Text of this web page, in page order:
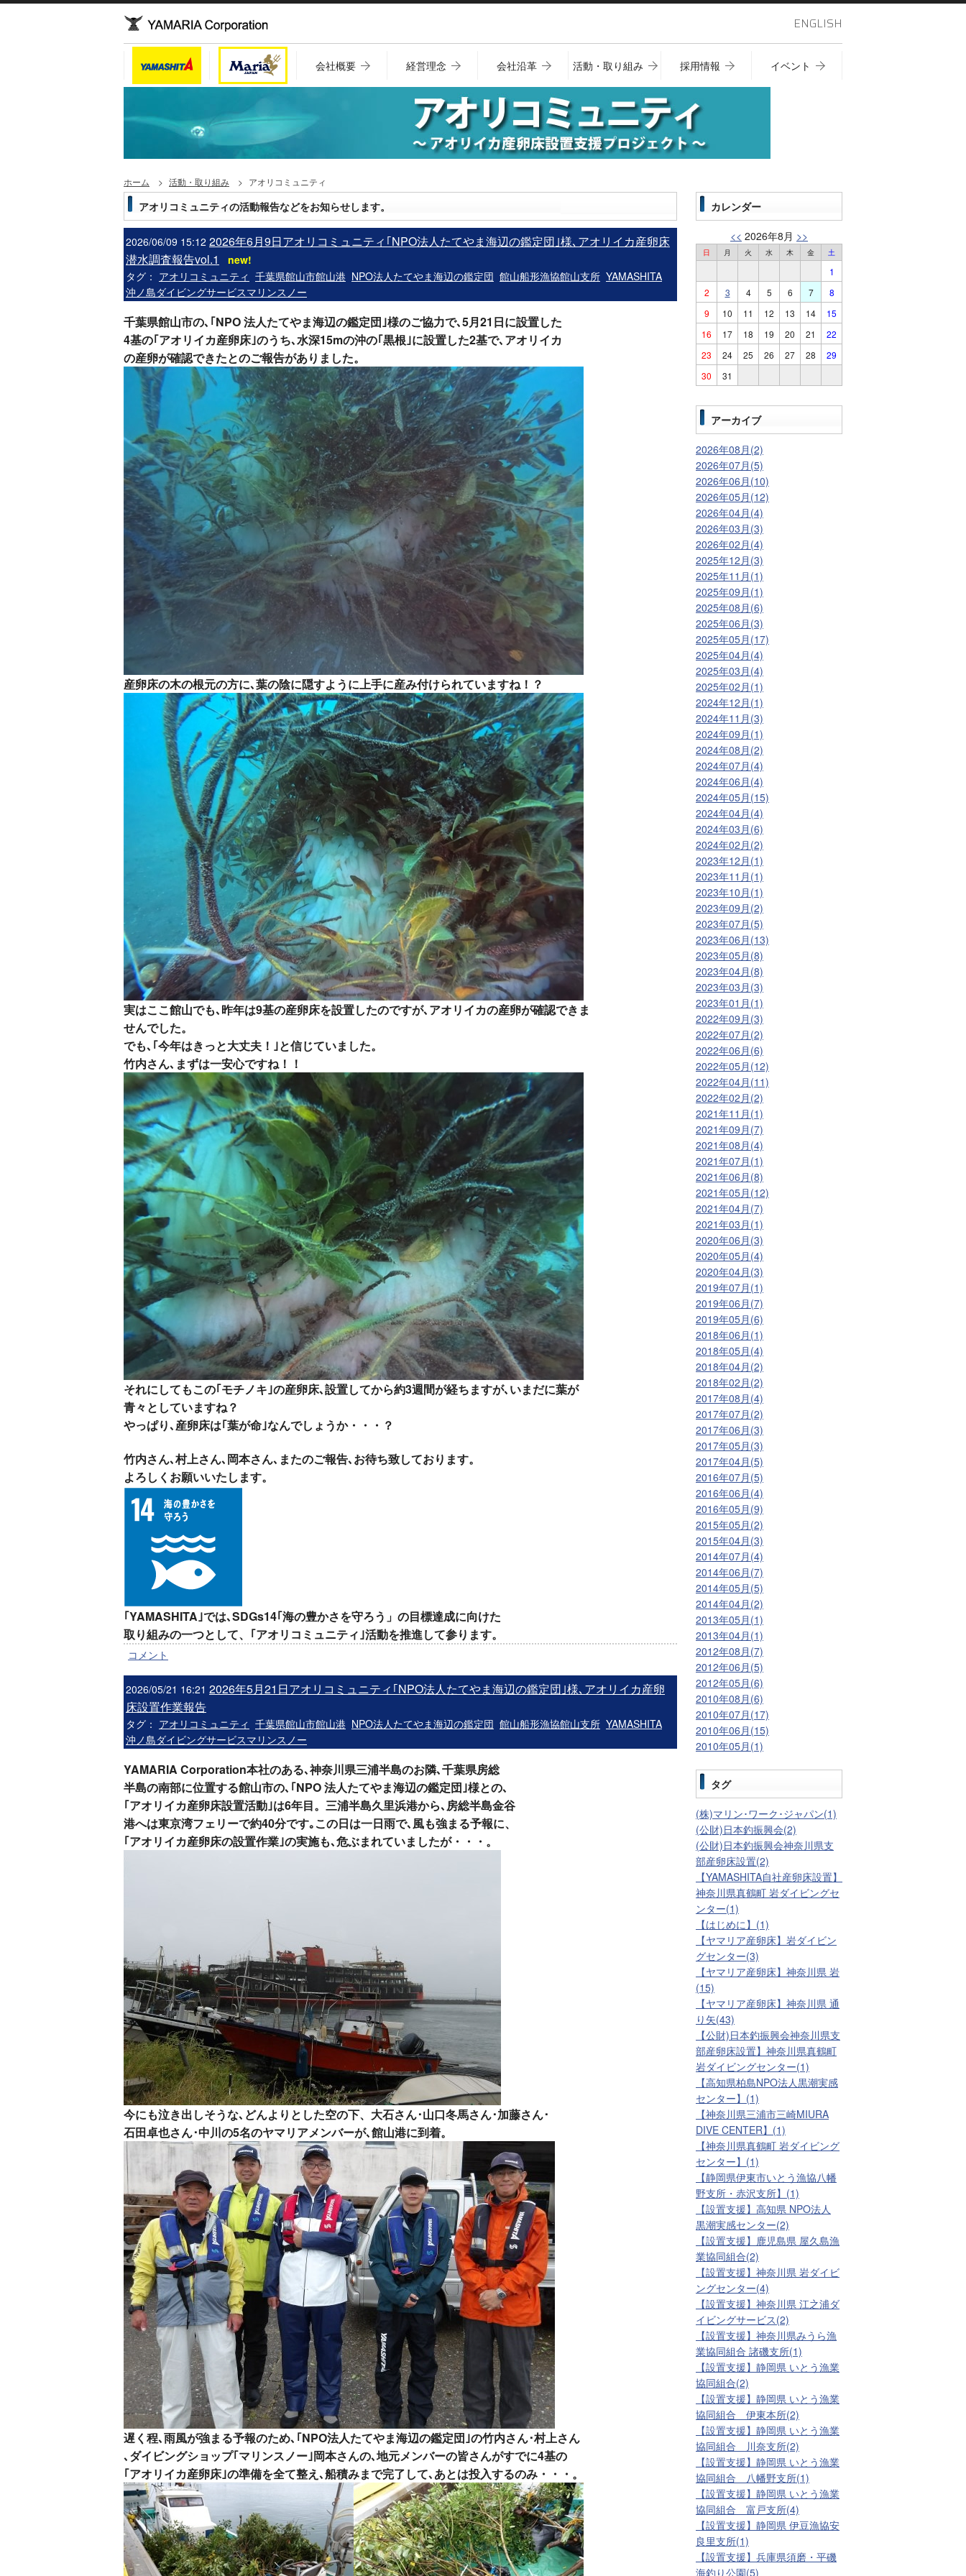
ENGLISH
会社概要 経営理念 会社沿革 活動・取り組み 採用情報 イベント
ホーム 活動・取り組み アオリコミュニティ
アオリコミュニティの活動報告などをお知らせします。
2026/06/09 15:12 2026年6月9日アオリコミュニティ｢NPO法人たてやま海辺の鑑定団｣様､アオリイカ産卵床
潜水調査報告vol.1
new!
タグ： アオリコミュニティ 千葉県館山市館山港 NPO法人たてやま海辺の鑑定団 館山船形漁協館山支所 YAMASHITA
沖ノ島ダイビングサービスマリンスノー
千葉県館山市の､ ｢NPO 法人たてやま海辺の鑑定団｣様のご協力で､5月21日に設置した
4基の｢アオリイカ産卵床｣のうち､水深15mの沖の｢黒根｣に設置した2基で､アオリイカ
の産卵が確認できたとのご報告がありました。
産卵床の木の根元の方に､葉の陰に隠すように上手に産み付けられていますね！？
実はここ館山でも､昨年は9基の産卵床を設置したのですが､アオリイカの産卵が確認できま
せんでした。
でも､｢今年はきっと大丈夫！｣と信じていました。
竹内さん､まずは一安心ですね！！
それにしてもこの｢モチノキ｣の産卵床､設置してから約3週間が経ちますが､いまだに葉が
青々としていますね？
やっぱり､産卵床は｢葉が命｣なんでしょうか・・・？
竹内さん､村上さん､岡本さん､またのご報告､お待ち致しております。
よろしくお願いいたします。
｢YAMASHITA｣では､SDGs14｢海の豊かさを守ろう」の目標達成に向けた
取り組みの一つとして、｢アオリコミュニティ｣活動を推進して参ります。
コメント
2026/05/21 16:21 2026年5月21日アオリコミュニティ｢NPO法人たてやま海辺の鑑定団｣様､アオリイカ産卵
床設置作業報告
タグ： アオリコミュニティ 千葉県館山市館山港 NPO法人たてやま海辺の鑑定団 館山船形漁協館山支所 YAMASHITA
沖ノ島ダイビングサービスマリンスノー
YAMARIA Corporation本社のある､神奈川県三浦半島のお隣､千葉県房総
半島の南部に位置する館山市の､ ｢NPO 法人たてやま海辺の鑑定団｣様との､
｢アオリイカ産卵床設置活動｣は6年目。 三浦半島久里浜港から､房総半島金谷
港へは東京湾フェリーで約40分です｡この日は一日雨で､風も強まる予報に、
｢アオリイカ産卵床の設置作業｣の実施も､危ぶまれていましたが・・・。
今にも泣き出しそうな､どんよりとした空の下、大石さん･山口冬馬さん･加藤さん･
石田卓也さん･中川の5名のヤマリアメンバーが､館山港に到着。
遅く程､雨風が強まる予報のため､｢NPO法人たてやま海辺の鑑定団｣の竹内さん･村上さん
､ダイビングショップ｢マリンスノー｣岡本さんの､地元メンバーの皆さんがすでに4基の
｢アオリイカ産卵床｣の準備を全て整え､船積みまで完了して､あとは投入するのみ・・・。
カレンダー
<< 2026年8月 >>
日 月 火 水 木 金 土
1
2
3 4 5 6 7
8
9
10 11 12 13 14
15
16
17 18 19 20 21
22
23
24 25 26 27 28
29
30
31
アーカイブ
2026年08月(2)
2026年07月(5)
2026年06月(10)
2026年05月(12)
2026年04月(4)
2026年03月(3)
2026年02月(4)
2025年12月(3)
2025年11月(1)
2025年09月(1)
2025年08月(6)
2025年06月(3)
2025年05月(17)
2025年04月(4)
2025年03月(4)
2025年02月(1)
2024年12月(1)
2024年11月(3)
2024年09月(1)
2024年08月(2)
2024年07月(4)
2024年06月(4)
2024年05月(15)
2024年04月(4)
2024年03月(6)
2024年02月(2)
2023年12月(1)
2023年11月(1)
2023年10月(1)
2023年09月(2)
2023年07月(5)
2023年06月(13)
2023年05月(8)
2023年04月(8)
2023年03月(3)
2023年01月(1)
2022年09月(3)
2022年07月(2)
2022年06月(6)
2022年05月(12)
2022年04月(11)
2022年02月(2)
2021年11月(1)
2021年09月(7)
2021年08月(4)
2021年07月(1)
2021年06月(8)
2021年05月(12)
2021年04月(7)
2021年03月(1)
2020年06月(3)
2020年05月(4)
2020年04月(3)
2019年07月(1)
2019年06月(7)
2019年05月(6)
2018年06月(1)
2018年05月(4)
2018年04月(2)
2018年02月(2)
2017年08月(4)
2017年07月(2)
2017年06月(3)
2017年05月(3)
2017年04月(5)
2016年07月(5)
2016年06月(4)
2016年05月(9)
2015年05月(2)
2015年04月(3)
2014年07月(4)
2014年06月(7)
2014年05月(5)
2014年04月(2)
2013年05月(1)
2013年04月(1)
2012年08月(7)
2012年06月(5)
2012年05月(6)
2010年08月(6)
2010年07月(17)
2010年06月(15)
2010年05月(1)
タグ
(株)マリン･ワーク･ジャパン(1)
(公財)日本釣振興会(2)
(公財)日本釣振興会神奈川県支
部産卵床設置(2)
【YAMASHITA自社産卵床設置】
神奈川県真鶴町 岩ダイビングセ
ンター(1)
【はじめに】(1)
【ヤマリア産卵床】岩ダイビン
グセンター(3)
【ヤマリア産卵床】神奈川県 岩
(15)
【ヤマリア産卵床】神奈川県 通
り矢(43)
【公財)日本釣振興会神奈川県支
部産卵床設置】神奈川県真鶴町
岩ダイビングセンター(1)
【高知県柏島NPO法人黒潮実感
センター】(1)
【神奈川県三浦市三崎MIURA
DIVE CENTER】(1)
【神奈川県真鶴町 岩ダイビング
センター】(1)
【静岡県伊東市いとう漁協八幡
野支所・赤沢支所】(1)
【設置支援】高知県 NPO法人
黒潮実感センター(2)
【設置支援】鹿児島県 屋久島漁
業協同組合(2)
【設置支援】神奈川県 岩ダイビ
ングセンター(4)
【設置支援】神奈川県 江之浦ダ
イビングサービス(2)
【設置支援】神奈川県みうら漁
業協同組合 諸磯支所(1)
【設置支援】静岡県 いとう漁業
協同組合(2)
【設置支援】静岡県 いとう漁業
協同組合 伊東本所(2)
【設置支援】静岡県 いとう漁業
協同組合 川奈支所(2)
【設置支援】静岡県 いとう漁業
協同組合 八幡野支所(1)
【設置支援】静岡県 いとう漁業
協同組合 富戸支所(4)
【設置支援】静岡県 伊豆漁協安
良里支所(1)
【設置支援】兵庫県須磨・平磯
海釣り公園(5)